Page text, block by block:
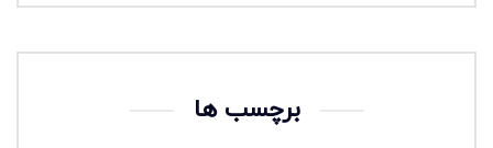
برچسب ها